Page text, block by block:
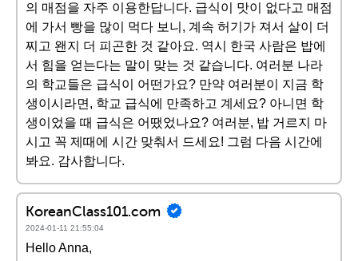
의 매점을 자주 이용한답니다. 급식이 맛이 없다고 매점
에 가서 빵을 많이 먹다 보니, 계속 허기가 져서 살이 더
찌고 왠지 더 피곤한 것 같아요. 역시 한국 사람은 밥에
서 힘을 얻는다는 말이 맞는 것 같습니다. 여러분 나라
의 학교들은 급식이 어떤가요? 만약 여러분이 지금 학
생이시라면, 학교 급식에 만족하고 계세요? 아니면 학
생이었을 때 급식은 어땠었나요? 여러분, 밥 거르지 마
시고 꼭 제때에 시간 맞춰서 드세요! 그럼 다음 시간에
봐요. 감사합니다.
KoreanClass101.com
2024-01-11 21:55:04
Hello Anna,